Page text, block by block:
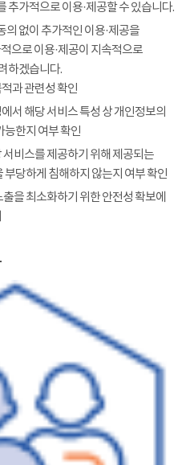
추가적으로 이용·제공할 수 있습니다.
없이 추가적인 이용·제공을
으로 이용·제공이 지속적으로
하겠습니다.
과 관련성 확인
서 해당 서비스 특성 상 개인정보의
능한지 여부 확인
비스를 제공하기 위해 제공되는
당하게 침해하지 않는지 여부 확인
을 최소화하기 위한 안전성 확보에